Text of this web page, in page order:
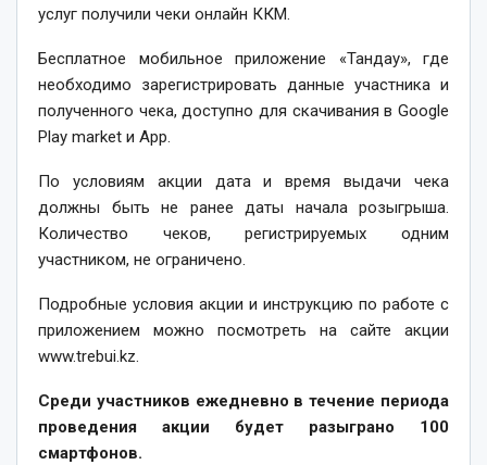
услуг получили чеки онлайн ККМ.
Бесплатное мобильное приложение «Тандау», где
необходимо зарегистрировать данные участника и
полученного чека, доступно для скачивания в Google
Play market и App.
По условиям акции дата и время выдачи чека
должны быть не ранее даты начала розыгрыша.
Количество чеков, регистрируемых одним
участником, не ограничено.
Подробные условия акции и инструкцию по работе с
приложением можно посмотреть на сайте акции
www.trebui.kz.
Среди участников ежедневно в течение периода
проведения акции будет разыграно 100
смартфонов.